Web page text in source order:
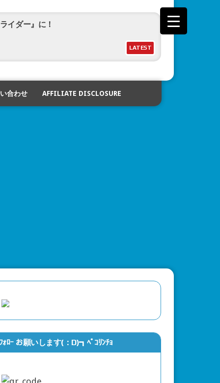
LATEST
イダー』に！
！？新しい『バイオハザード』の予告映像
合わせ AFFILIATE DISCLOSURE
ﾌｫﾛｰ お願いします(：D)┓ﾍﾟｺﾘﾝﾁｮ